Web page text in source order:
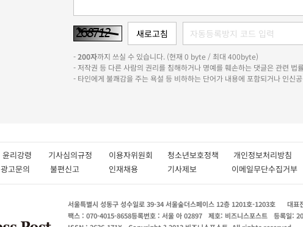
-200자까지 쓰실 수 있습니다. (현재 0 byte / 최대 400byte)
- 저작권 등 다른 사람의 권리를 침해하거나 명예를 훼손하는 댓글은 관련 법
- 타인에게 불쾌감을 주는 욕설 등 비하하는 단어가 내용에 포함되거나 인신
윤리강령 기사심의규정 이용자위원회 청소년보호정책 개인정보처리방
광고문의 불편신고 인재채용 기사제보 이메일무단수집거부
서울특별시 성동구 성수일로 39-34 서울숲더스페이스 12층 1201호-1203호 대표
팩스 : 070-4015-8658등록번호 : 서울 아 02897 제호: 비즈니스포스트 등록일: